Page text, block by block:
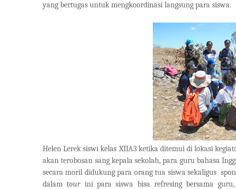
yang bertugas untuk mengkoordinasi langsung para siswa.
Helen Lerek siswi kelas XIIA3 ketika ditemui di lokasi
akan terobosan sang kepala sekolah, para guru bahasa
secara moril didukung para orang tua siswa sekaligus
dalamtourini para siswa bisa refresing bersama